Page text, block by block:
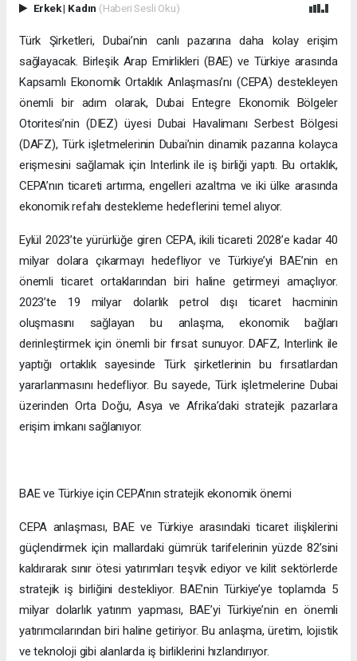
Erkek| Kadın (Haberi Sesli Oku)
Türk Şirketleri, Dubai’nin canlı pazarına daha kolay erişim
sağlayacak. Birleşik Arap Emirlikleri (BAE) ve Türkiye arasında
Kapsamlı Ekonomik Ortaklık Anlaşması’nı (CEPA) destekleyen
önemli bir adım olarak, Dubai Entegre Ekonomik Bölgeler
Otoritesi’nin (DIEZ) üyesi Dubai Havalimanı Serbest Bölgesi
(DAFZ), Türk işletmelerinin Dubai’nin dinamik pazarına kolayca
erişmesini sağlamak için Interlink ile iş birliği yaptı. Bu ortaklık,
CEPA’nın ticareti artırma, engelleri azaltma ve iki ülke arasında
ekonomik refahı destekleme hedeflerini temel alıyor.
Eylül 2023’te yürürlüğe giren CEPA, ikili ticareti 2028’e kadar 40
milyar dolara çıkarmayı hedefliyor ve Türkiye’yi BAE’nin en
önemli ticaret ortaklarından biri haline getirmeyi amaçlıyor.
2023’te 19 milyar dolarlık petrol dışı ticaret hacminin
oluşmasını sağlayan bu anlaşma, ekonomik bağları
derinleştirmek için önemli bir fırsat sunuyor. DAFZ, Interlink ile
yaptığı ortaklık sayesinde Türk şirketlerinin bu fırsatlardan
yararlanmasını hedefliyor. Bu sayede, Türk işletmelerine Dubai
üzerinden Orta Doğu, Asya ve Afrika’daki stratejik pazarlara
erişim imkanı sağlanıyor.
BAE ve Türkiye için CEPA’nın stratejik ekonomik önemi
CEPA anlaşması, BAE ve Türkiye arasındaki ticaret ilişkilerini
güçlendirmek için mallardaki gümrük tarifelerinin yüzde 82’sini
kaldırarak sınır ötesi yatırımları teşvik ediyor ve kilit sektörlerde
stratejik iş birliğini destekliyor. BAE’nin Türkiye’ye toplamda 5
milyar dolarlık yatırım yapması, BAE’yi Türkiye’nin en önemli
yatırımcılarından biri haline getiriyor. Bu anlaşma, üretim, lojistik
ve teknoloji gibi alanlarda iş birliklerini hızlandırıyor.